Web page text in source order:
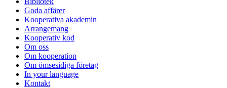
Goda affärer
Kooperativa akademin
Arrangemang
Kooperativ kod
Om oss
Om kooperation
Om ömsesidiga företag
In your language
Kontakt